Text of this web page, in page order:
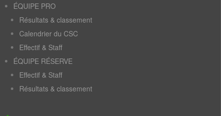
ÉQUIPE PRO
Résultats & classement
Calendrier du CSC
Effectif & Staff
ÉQUIPE RÉSERVE
Effectif & Staff
Résultats & classement